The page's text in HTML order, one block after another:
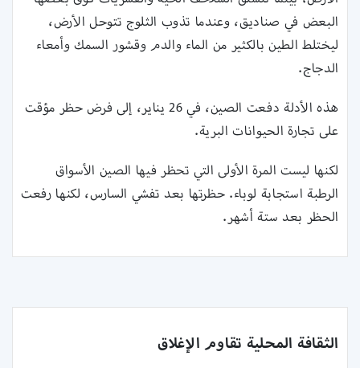
البعض في صناديق، وعندما تذوب الثلوج تتوحل الأرض،
ليختلط الطين بالكثير من الماء والدم وقشور السمك وأمعاء
الدجاج.
هذه الأدلة دفعت الصين، في 26 يناير، إلى فرض حظر مؤقت
على تجارة الحيوانات البرية.
لكنها ليست المرة الأولى التي تحظر فيها الصين الأسواق
الرطبة استجابة لوباء. حظرتها بعد تفشي السارس، لكنها رفعت
الحظر بعد ستة أشهر.
الثقافة المحلية تقاوم الإغلاق